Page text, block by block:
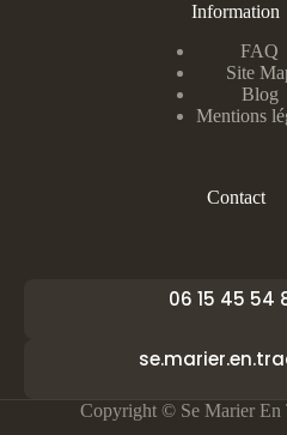
Information
FAQ
Site
Blog
Mentions
Contact
06 15 45 54
Copyright © Se Marier En